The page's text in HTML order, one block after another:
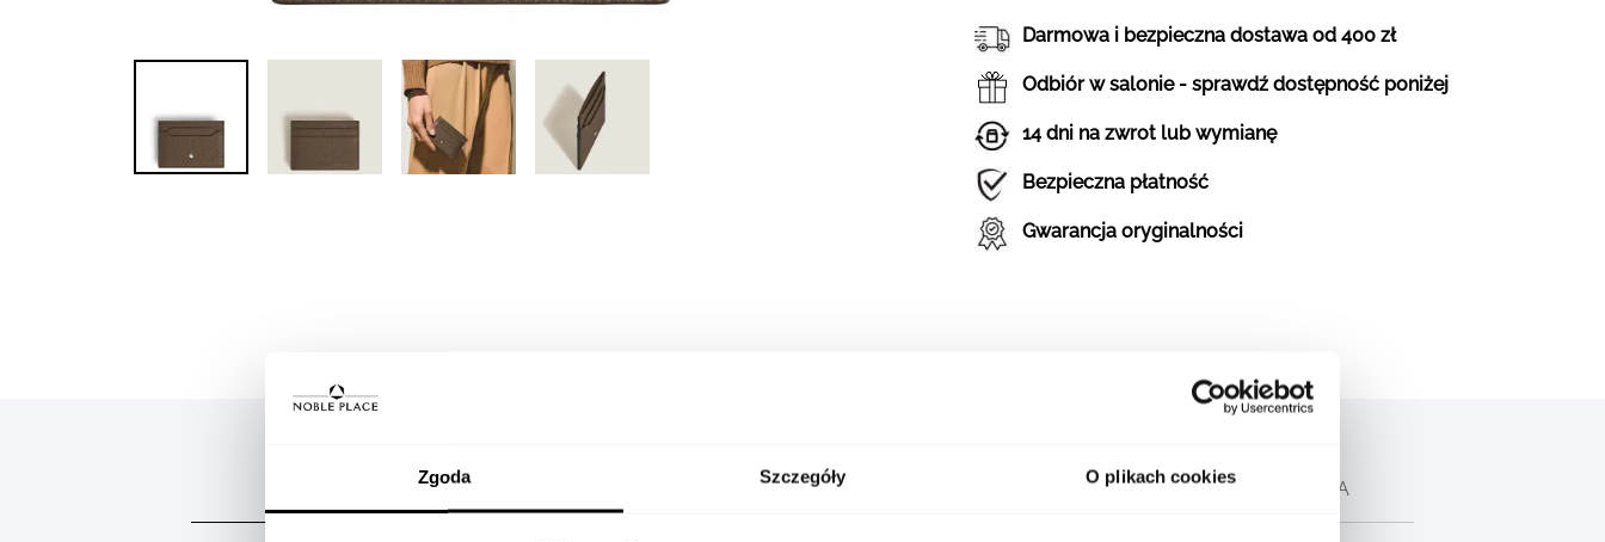
Zgoda Szczegóły O plikach cookies
Darmowa i bezpieczna dostawa od 400 zł
Odbiór w salonie - sprawdź dostępność poniżej
14 dni na zwrot lub wymianę
Bezpieczna płatność
Gwarancja oryginalności
DOSTĘPNOŚĆ W SALONACH OPIS PRODUCENTA